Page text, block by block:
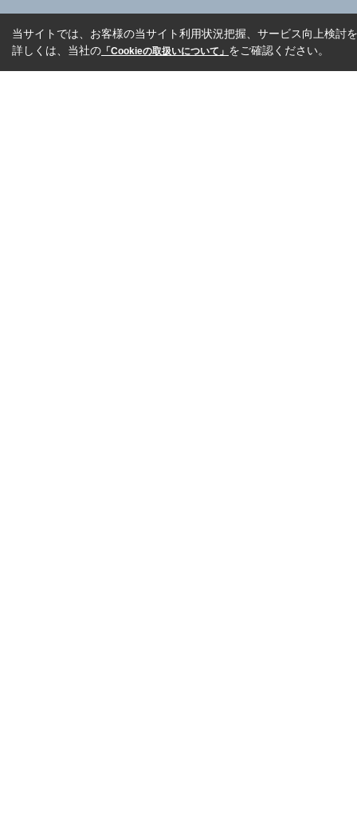
当サイトでは、お客様の当サイト利用状況把握、サービス向上検討
詳しくは、当社の 「Cookieの取扱いについて」 をご確認ください。